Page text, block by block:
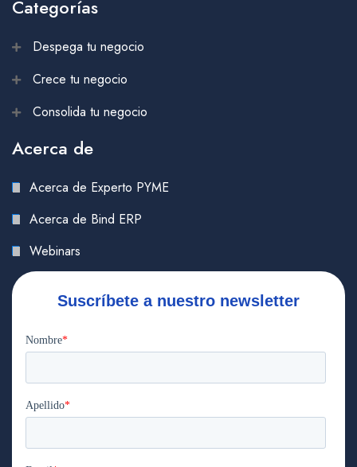
Categorías
Despega tu negocio
Crece tu negocio
Consolida tu negocio
Acerca de
Acerca de Experto PYME
Acerca de Bind ERP
Webinars
Suscríbete a nuestro newsletter